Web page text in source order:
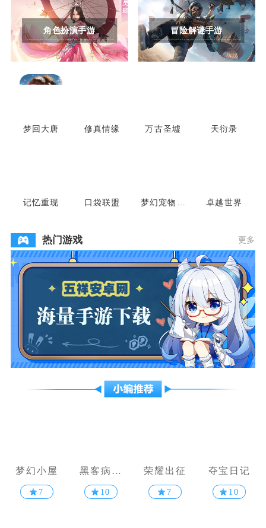
角色扮演手游 冒险解谜手游
梦回大唐 修真情缘 万古圣墟 天衍录
记忆重现 口袋联盟
梦幻宠物联
卓越世界
热门游戏 更多
梦幻小屋
7
黑客病毒
手游
10
荣耀出征
7
夺宝日记
10